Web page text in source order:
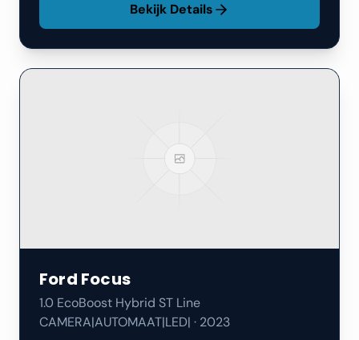
Bekijk Details
Ford Focus
1.0 EcoBoost Hybrid ST Line
CAMERA|AUTOMAAT|LED| · 2023